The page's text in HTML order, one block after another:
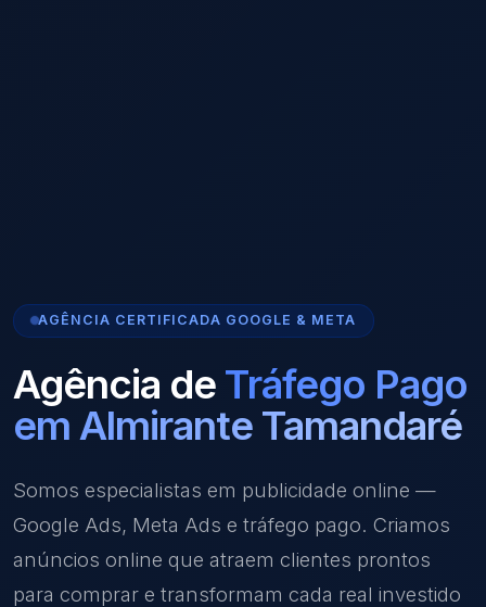
AGÊNCIA CERTIFICADA GOOGLE & META
Agência de Tráfego Pago
em Almirante Tamandaré
Somos especialistas em publicidade online —
Google Ads, Meta Ads e tráfego pago. Criamos
anúncios online que atraem clientes prontos
para comprar e transformam cada real investido